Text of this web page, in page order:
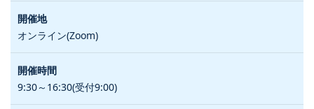
オンライン(Zoom)
9:30～16:30(受付9:00)